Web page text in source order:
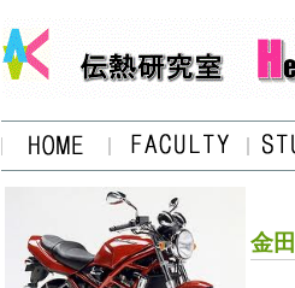
金